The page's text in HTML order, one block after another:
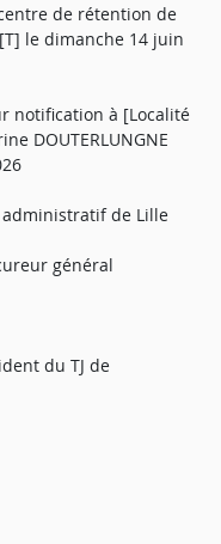
de rétention de
le dimanche 14 juin
notification à [Localité
DOUTERLUNGNE
de Lille
général
du TJ de